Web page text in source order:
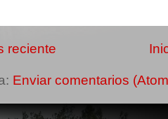
reciente
Enviar comentarios